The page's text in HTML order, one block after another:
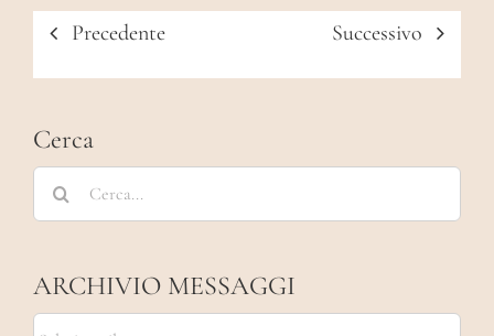
Precedente Successivo
Cerca
Cerca
per:
ARCHIVIO MESSAGGI
ARCHIVIO